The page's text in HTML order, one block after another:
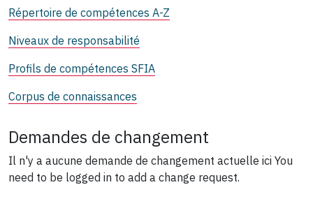
Répertoire de compétences A-Z
Niveaux de responsabilité
Profils de compétences SFIA
Corpus de connaissances
Demandes de changement
Il n'y a aucune demande de changement actuelle ici You
need to be logged in to add a change request.